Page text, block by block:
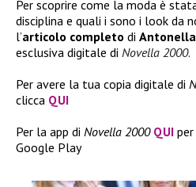
Per scoprire come la moda è
disciplina e quali i sono i look da
l’articolo completo di Antonella
esclusiva digitale di Novella 2000.
Per avere la tua copia digitale di
clicca QUI
Per la app di Novella 2000 QUI
Google Play